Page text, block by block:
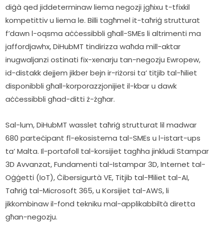
diġà qed jiddeterminaw liema negozji jgħixu t-tfixkil
kompetittiv u liema le. Billi tagħmel it-taħriġ strutturat
f’dawn l-oqsma aċċessibbli għall-SMEs li altrimenti ma
jaffordjawhx, DiHubMT tindirizza waħda mill-aktar
inugwaljanzi ostinati fix-xenarju tan-negozju Ewropew,
id-distakk dejjem jikber bejn ir-riżorsi ta’ titjib tal-ħiliet
disponibbli għall-korporazzjonijiet il-kbar u dawk
aċċessibbli għad-ditti ż-żgħar.
Sal-lum, DiHubMT wasslet taħriġ strutturat lil madwar
680 parteċipant fl-ekosistema tal-SMEs u l-istart-ups
ta’ Malta. Il-portafoll tal-korsijiet tagħha jinkludi Stampar
3D Avvanzat, Fundamenti tal-Istampar 3D, Internet tal-
Oġġetti (IoT), Ċibersigurtà VE, Titjib tal-Ħiliet tal-AI,
Taħriġ tal-Microsoft 365, u Korsijiet tal-AWS, li
jikkombinaw il-fond tekniku mal-applikabbiltà diretta
għan-negozju.